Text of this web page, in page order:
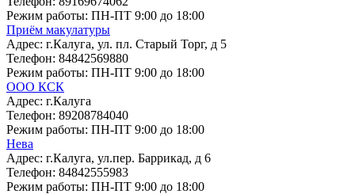
Режим работы: ПН-ПТ 9:00 до 18:00
Приём макулатуры
Адрес: г.Калуга, ул. пл. Старый Торг, д 5
Телефон: 84842569880
Режим работы: ПН-ПТ 9:00 до 18:00
ООО КСК
Адрес: г.Калуга
Телефон: 89208784040
Режим работы: ПН-ПТ 9:00 до 18:00
Нева
Адрес: г.Калуга, ул.пер. Баррикад, д 6
Телефон: 84842555983
Режим работы: ПН-ПТ 9:00 до 18:00